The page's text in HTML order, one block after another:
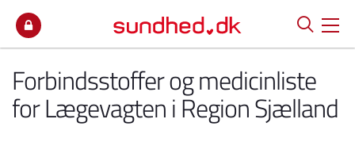
Forbindsstoffer og medicinliste
for Lægevagten i Region Sjælland